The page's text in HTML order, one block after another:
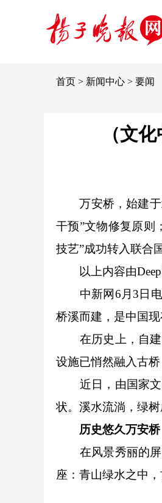
首页 > 新闻中心 > 要闻
（文
万安桥，始建于
干预”文物修复原则
技艺”成功转入联合
以上内容由
中新网6月3日电(
桥溪而建，是中国现
在历史上，自建
设施已悄然融入古
近日，由国家文
状。溪水流淌，绿
历史悠久万安桥
在风景秀丽的屏
座：青山绿水之中